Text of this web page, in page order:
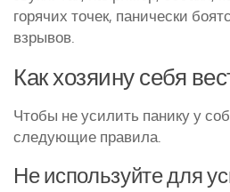
горячих точек, панически
взрывов.
Как хозяину себя
Чтобы не усилить панику у
следующие правила.
Не используйте для